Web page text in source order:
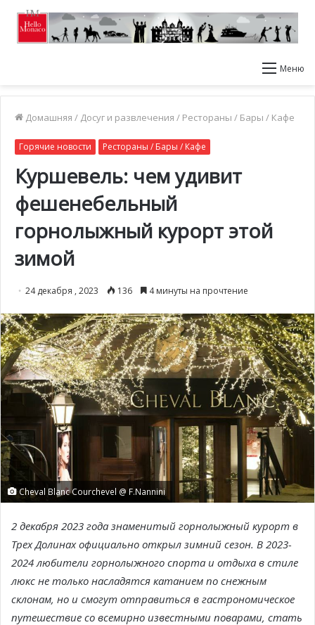
Меню
Домашняя / Досуг и развлечения / Рестораны / Бары / Кафе
Горячие новости Рестораны / Бары / Кафе
Куршевель: чем удивит
фешенебельный
горнолыжный курорт этой
зимой
24 декабря , 2023 136 4 минуты на прочтение
Cheval Blanc Courchevel @ F.Nannini
2 декабря 2023 года знаменитый горнолыжный курорт в
Трех Долинах официально открыл зимний сезон. В 2023-
2024 любители горнолыжного спорта и отдыха в стиле
люкс не только насладятся катанием по снежным
склонам, но и смогут отправиться в гастрономическое
путешествие со всемирно известными поварами, стать